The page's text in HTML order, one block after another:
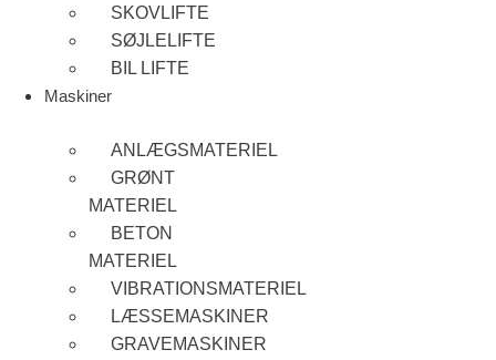
SKOVLIFTE
SØJLELIFTE
BIL LIFTE
Maskiner
ANLÆGSMATERIEL
GRØNT
MATERIEL
BETON
MATERIEL
VIBRATIONSMATERIEL
LÆSSEMASKINER
GRAVEMASKINER